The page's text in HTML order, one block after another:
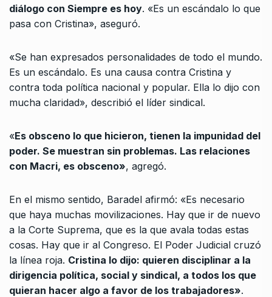
diálogo con Siempre es hoy. «Es un escándalo lo que
pasa con Cristina», aseguró.
«Se han expresados personalidades de todo el mundo.
Es un escándalo. Es una causa contra Cristina y
contra toda política nacional y popular. Ella lo dijo con
mucha claridad», describió el líder sindical.
«Es obsceno lo que hicieron, tienen la impunidad del
poder. Se muestran sin problemas. Las relaciones
con Macri, es obsceno», agregó.
En el mismo sentido, Baradel afirmó: «Es necesario
que haya muchas movilizaciones. Hay que ir de nuevo
a la Corte Suprema, que es la que avala todas estas
cosas. Hay que ir al Congreso. El Poder Judicial cruzó
la línea roja. Cristina lo dijo: quieren disciplinar a la
dirigencia política, social y sindical, a todos los que
quieran hacer algo a favor de los trabajadores».